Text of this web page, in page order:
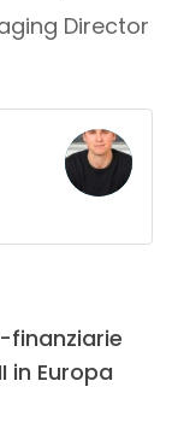
Director
finanziarie
in Europa